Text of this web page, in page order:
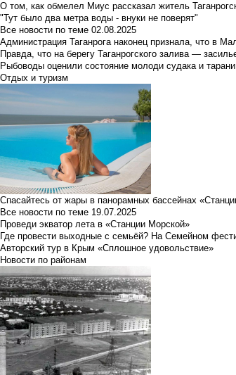
О том, как обмелел Миус рассказал житель
"Тут было два метра воды - внуки не поверят"
Все новости по теме 02.08.2025
Администрация Таганрога наконец признала, что в
Правда, что на берегу Таганрогского залива —
Рыбоводы оценили состояние молоди судака и
Отдых и туризм
Спасайтесь от жары в панорамных бассейнах
Все новости по теме 19.07.2025
Проведи экватор лета в «Станции Морской»
Где провести выходные с семьёй? На Семейном
Авторский тур в Крым «Сплошное удовольствие»
Новости по районам